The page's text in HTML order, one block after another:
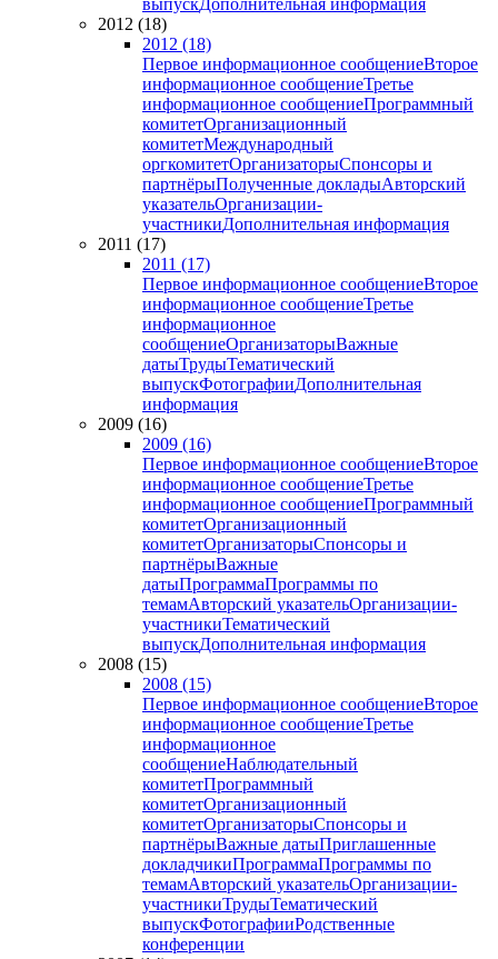
выпускДополнительная информация
2012 (18)
2012 (18)
Первое информационное сообщениеВторое
информационное сообщениеТретье
информационное сообщениеПрограммный
комитетОрганизационный
комитетМеждународный
оргкомитетОрганизаторыСпонсоры и
партнёрыПолученные докладыАвторский
указательОрганизации-
участникиДополнительная информация
2011 (17)
2011 (17)
Первое информационное сообщениеВторое
информационное сообщениеТретье
информационное
сообщениеОрганизаторыВажные
датыТрудыТематический
выпускФотографииДополнительная
информация
2009 (16)
2009 (16)
Первое информационное сообщениеВторое
информационное сообщениеТретье
информационное сообщениеПрограммный
комитетОрганизационный
комитетОрганизаторыСпонсоры и
партнёрыВажные
датыПрограммаПрограммы по
темамАвторский указательОрганизации-
участникиТематический
выпускДополнительная информация
2008 (15)
2008 (15)
Первое информационное сообщениеВторое
информационное сообщениеТретье
информационное
сообщениеНаблюдательный
комитетПрограммный
комитетОрганизационный
комитетОрганизаторыСпонсоры и
партнёрыВажные датыПриглашенные
докладчикиПрограммаПрограммы по
темамАвторский указательОрганизации-
участникиТрудыТематический
выпускФотографииРодственные
конференции